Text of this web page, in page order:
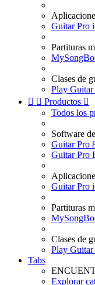
Guitar Pro
Partituras
Clases de
Play
  Productos 
Todos los
Software
Guitar Pro
Guitar Pro
Guitar Pro
Partituras
Clases de
Play
Tabs
Explorar